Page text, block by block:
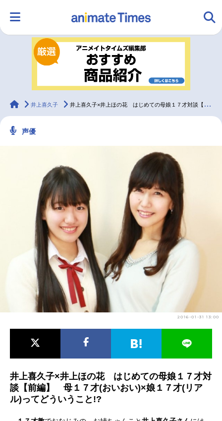
ランキング アニメ
ラジオ
配信・Vtuber トレンド 無料マンガ
最新記事一覧
アニメ記事一覧 声優記事一覧
アニメ映画一覧 実写化映画一覧
今期アニメ曜日別一覧
春アニメ
秋アニメ
animateTimes
井上喜久子 井上喜久子×井上ほの花 はじめての母娘１７才対談【前編】
声優
2016-01-31 13:00
井上喜久子×井上ほの花 はじめての母娘１７才対
談【前編】 母１７才(おいおい)×娘１７才(リア
ル)ってどういうこと!?